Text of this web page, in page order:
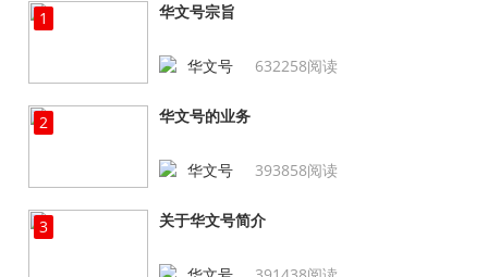
1 华文号宗旨
华文号 632258阅读
2 华文号的业务
华文号 393858阅读
3 关于华文号简介